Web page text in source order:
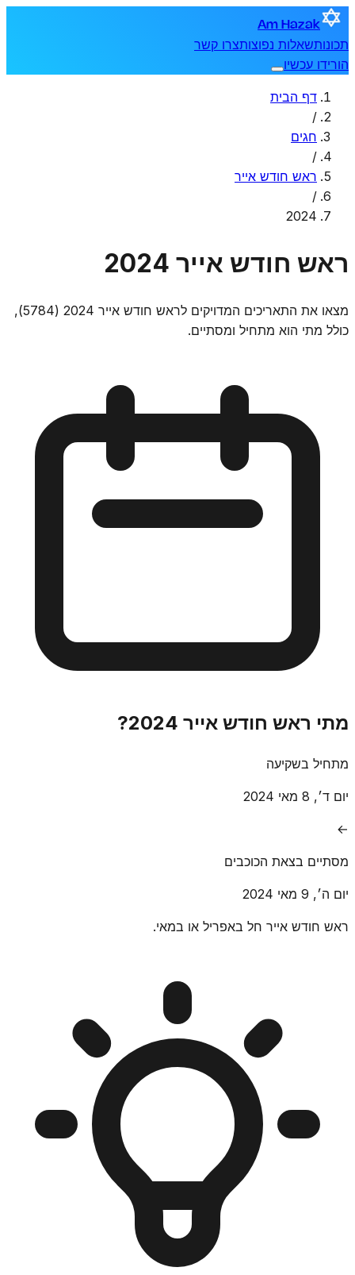
Am Hazak
תכונותשאלות נפוצותצרו קשר
הורידו עכשיו
דף הבית
/
חגים
/
ראש חודש אייר
/
2024
ראש חודש אייר 2024
מצאו את התאריכים המדויקים לראש חודש אייר 2024 (5784),
כולל מתי הוא מתחיל ומסתיים.
מתי ראש חודש אייר 2024?
מתחיל בשקיעה
יום ד׳, 8 מאי 2024
→
מסתיים בצאת הכוכבים
יום ה׳, 9 מאי 2024
ראש חודש אייר חל באפריל או במאי.